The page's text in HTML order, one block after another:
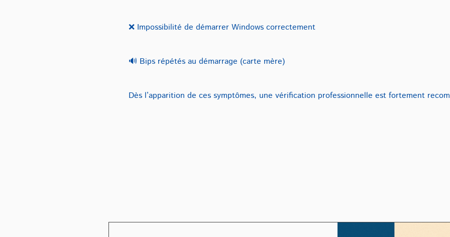
❌ Impossibilité de démarrer Windows correctement
🔊 Bips répétés au démarrage (carte mère)
Dès l’apparition de ces symptômes, une vérification professionnelle est fortement